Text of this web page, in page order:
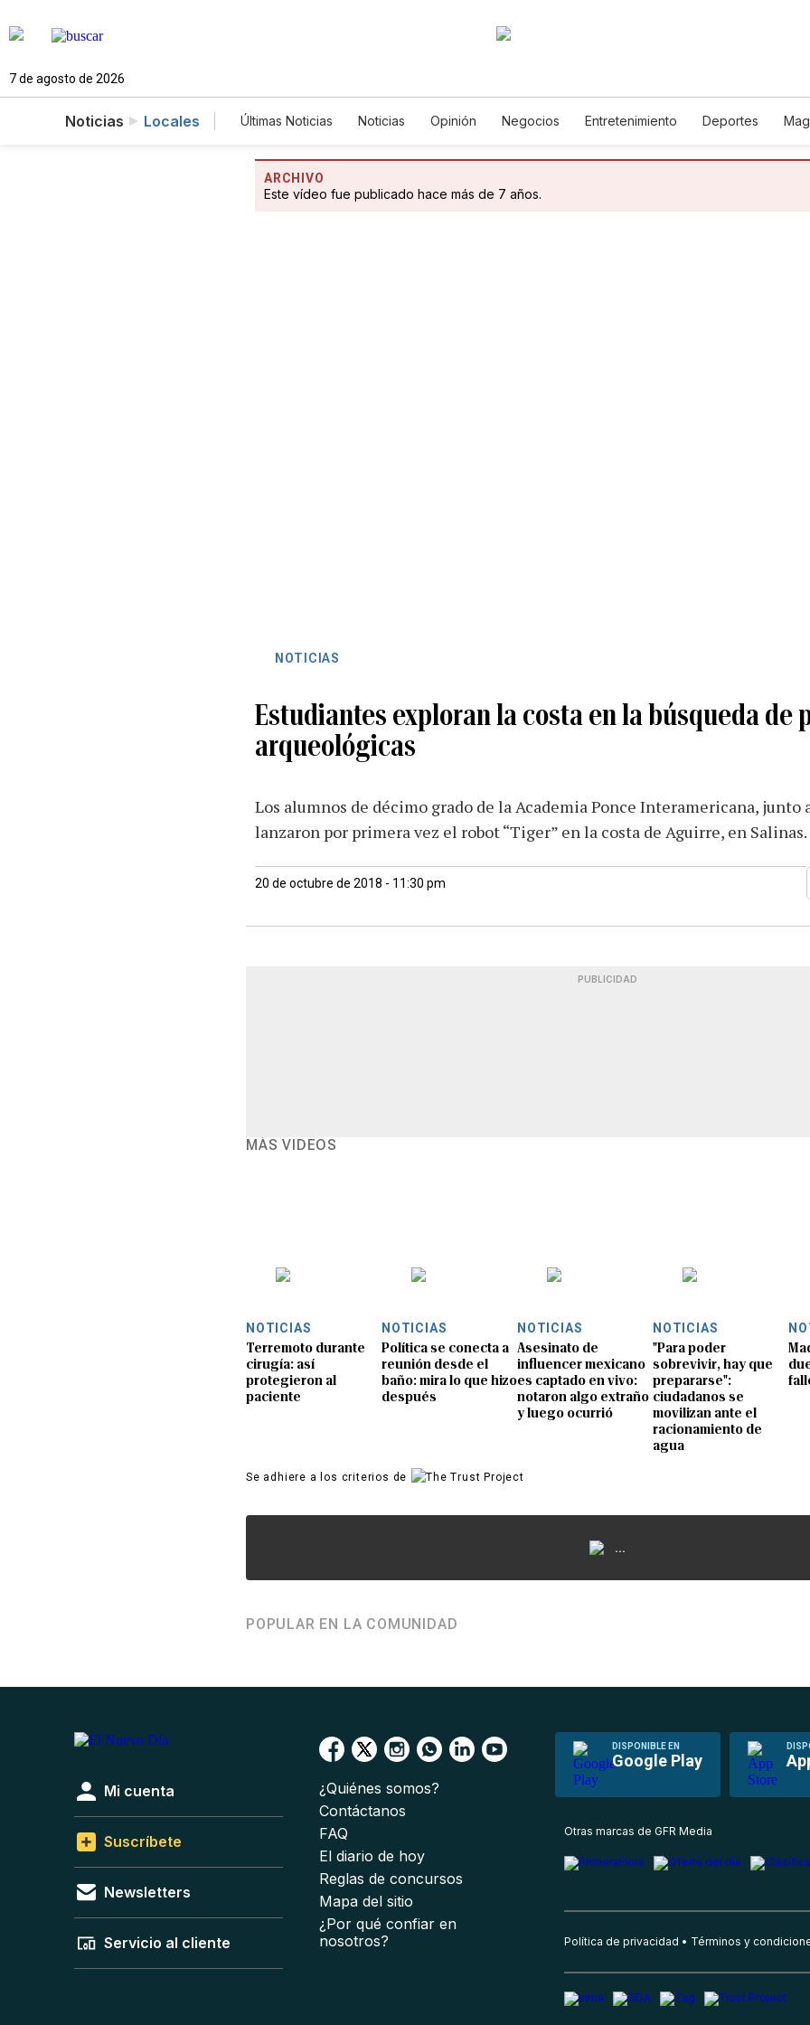
7 de agosto de 2026
Noticias Locales Últimas Noticias Noticias Opinión Negocios Entretenimiento Deportes
ARCHIVO
Este vídeo fue publicado hace más de 7 años.
NOTICIAS
Estudiantes exploran la costa en la búsqueda de
arqueológicas
Los alumnos de décimo grado de la Academia Ponce Interamericana, junto
lanzaron por primera vez el robot “Tiger” en la costa de Aguirre, en Salinas.
20 de octubre de 2018 - 11:30 pm
PUBLICIDAD
MÁS VIDEOS
NOTICIAS
Terremoto durante
cirugía: así
protegieron al
paciente
NOTICIAS
Política se conecta a
reunión desde el
baño: mira lo que hizo
después
NOTICIAS
Asesinato de
influencer mexicano
es captado en vivo:
notaron algo extraño
y luego ocurrió
NOTICIAS
"Para poder
sobrevivir, hay que
prepararse":
ciudadanos se
movilizan ante el
racionamiento de
agua
Se adhiere a los criterios de
...
POPULAR EN LA COMUNIDAD
DISPONIBLE EN
Google Play
Mi cuenta
Suscríbete
Newsletters
Servicio al cliente
¿Quiénes somos?
Contáctanos
FAQ
El diario de hoy
Reglas de concursos
Mapa del sitio
¿Por qué confiar en
nosotros?
Otras marcas de GFR Media
Política de privacidad Términos y